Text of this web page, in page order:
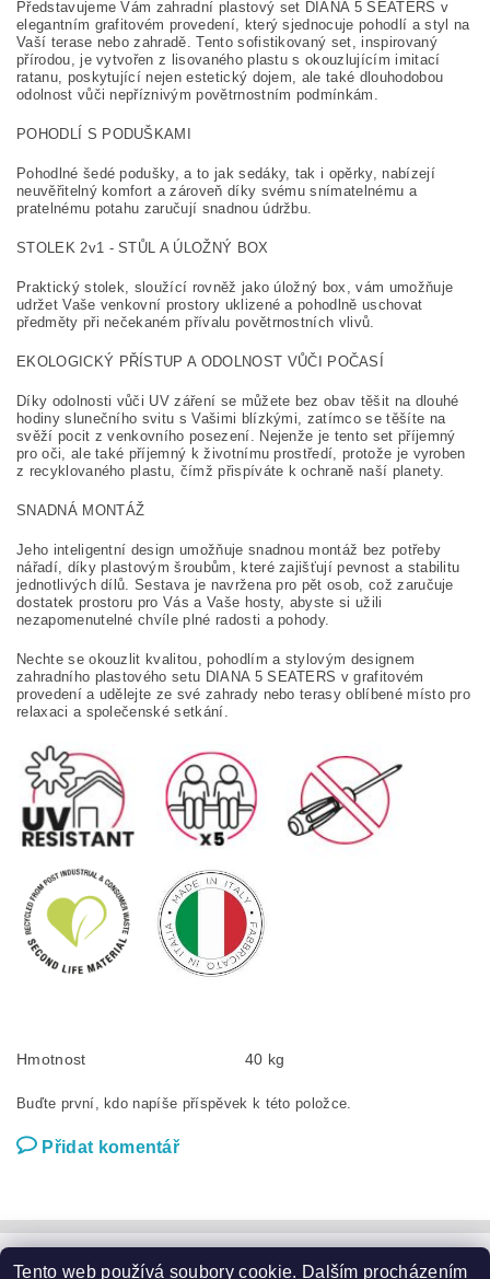
Představujeme Vám zahradní plastový set DIANA 5 SEATERS v
elegantním grafitovém provedení, který sjednocuje pohodlí a styl na
Vaší terase nebo zahradě. Tento sofistikovaný set, inspirovaný
přírodou, je vytvořen z lisovaného plastu s okouzlujícím imitací
ratanu, poskytující nejen estetický dojem, ale také dlouhodobou
odolnost vůči nepříznivým povětrnostním podmínkám.
POHODLÍ S PODUŠKAMI
Pohodlné šedé podušky, a to jak sedáky, tak i opěrky, nabízejí
neuvěřitelný komfort a zároveň díky svému snímatelnému a
pratelnému potahu zaručují snadnou údržbu.
STOLEK 2v1 - STŮL A ÚLOŽNÝ BOX
Praktický stolek, sloužící rovněž jako úložný box, vám umožňuje
udržet Vaše venkovní prostory uklizené a pohodlně uschovat
předměty při nečekaném přívalu povětrnostních vlivů.
EKOLOGICKÝ PŘÍSTUP A ODOLNOST VŮČI POČASÍ
Díky odolnosti vůči UV záření se můžete bez obav těšit na dlouhé
hodiny slunečního svitu s Vašimi blízkými, zatímco se těšíte na
svěží pocit z venkovního posezení. Nejenže je tento set příjemný
pro oči, ale také příjemný k životnímu prostředí, protože je vyroben
z recyklovaného plastu, čímž přispíváte k ochraně naší planety.
SNADNÁ MONTÁŽ
Jeho inteligentní design umožňuje snadnou montáž bez potřeby
nářadí, díky plastovým šroubům, které zajišťují pevnost a stabilitu
jednotlivých dílů. Sestava je navržena pro pět osob, což zaručuje
dostatek prostoru pro Vás a Vaše hosty, abyste si užili
nezapomenutelné chvíle plné radosti a pohody.
Nechte se okouzlit kvalitou, pohodlím a stylovým designem
zahradního plastového setu DIANA 5 SEATERS v grafitovém
provedení a udělejte ze své zahrady nebo terasy oblíbené místo pro
relaxaci a společenské setkání.
Hmotnost 40 kg
Buďte první, kdo napíše příspěvek k této položce.
Přidat komentář
Zahradní nábytek | Zahradní křesla | Zahradní stoly |
Tento web používá soubory cookie. Dalším procházením